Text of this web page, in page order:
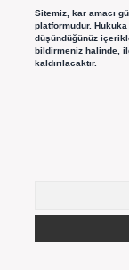
Sitemiz, kar amacı
platformudur.
düşündüğünüz
bildirmeniz halinde,
kaldırılacaktır.